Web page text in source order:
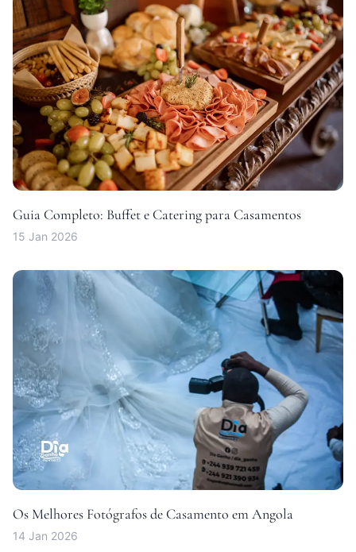
Guia Completo: Buffet e Catering para Casamentos
15 Jan 2026
Os Melhores Fotógrafos de Casamento em Angola
14 Jan 2026